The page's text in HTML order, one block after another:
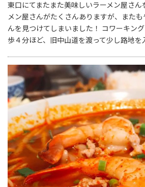
東口にてまたまた美味しいラーメン屋さ
メン屋さんがたくさんありますが、また
んを見つけてしまいました！ コワーキン
歩４分ほど、旧中山道を渡って少し路地